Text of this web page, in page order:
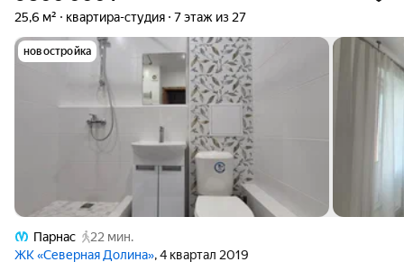
25,6 м² квартира-студия 7 этаж из 27
новостройка
Парнас
22 мин.
ЖК «Северная Долина», 4 квартал 2019